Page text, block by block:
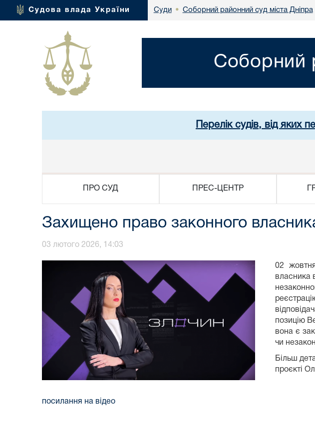
Судова влада України Суди • Соборний районний суд міста Дніпра
Соборний
Перелік судів, від яких
ПРО СУД ПРЕС-ЦЕНТР
Захищено право законного
03 лютого 2026, 14:03
02
власника
позицію
вона є
чи
Більш
проєкті
посилання на відео